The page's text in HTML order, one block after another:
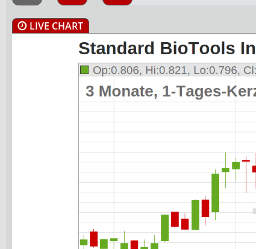
LIVE CHART